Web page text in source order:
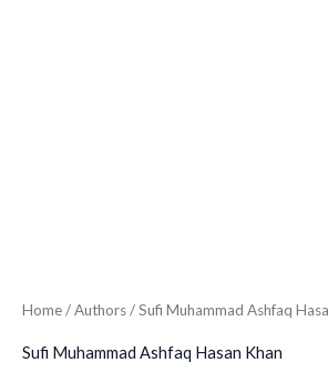
Home/ Authors / Sufi Muhammad Ashfaq
Sufi Muhammad Ashfaq Hasan Khan